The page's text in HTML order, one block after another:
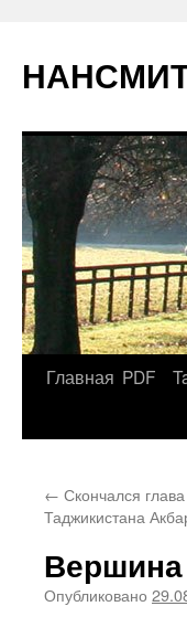
Главная PDF
← Скончался
Таджикистана
Вершина
Опубликовано